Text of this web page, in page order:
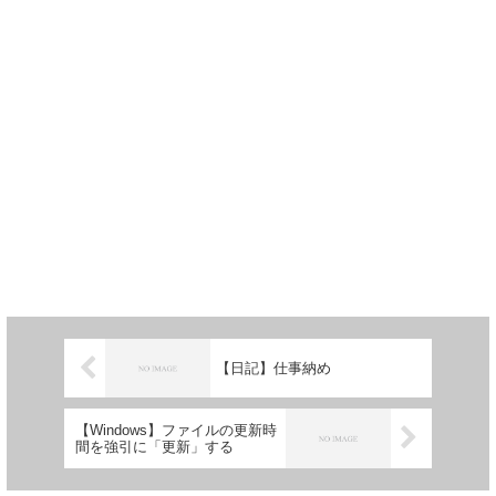
【日記】仕事納め
【Windows】ファイルの更新時
間を強引に「更新」する